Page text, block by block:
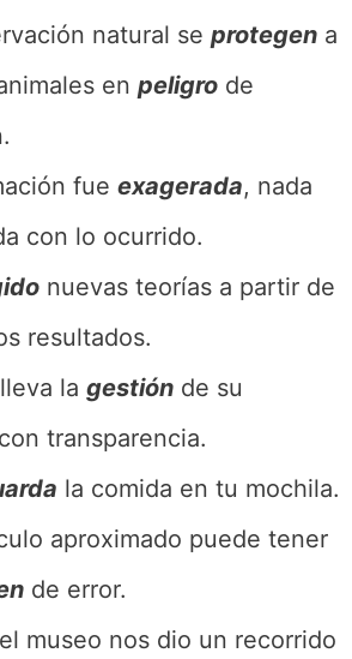
natural se protegen a
en peligro de
fue exagerada, nada
con lo ocurrido.
nuevas teorías a partir de
resultados.
la gestión de su
transparencia.
la comida en tu mochila.
aproximado puede tener
de error.
museo nos dio un recorrido